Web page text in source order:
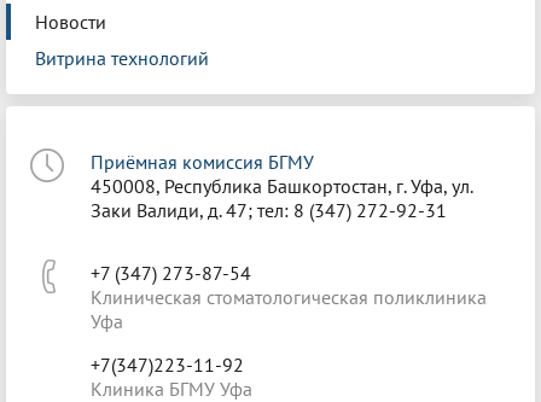
Новости
Витрина технологий
Приёмная комиссия БГМУ
450008, Республика Башкортостан, г. Уфа, ул.
Заки Валиди, д. 47; тел: 8 (347) 272-92-31
+7 (347) 273-87-54
Клиническая стоматологическая поликлиника
Уфа
+7(347)223-11-92
Клиника БГМУ Уфа